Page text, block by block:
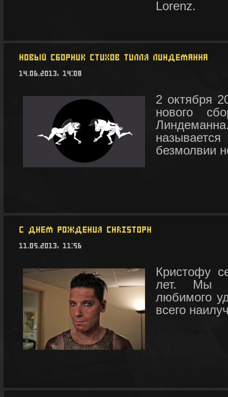
Lorenz.
2 октября
нового
безмолвии
Кристофу
лет. Мы
любимого
всего